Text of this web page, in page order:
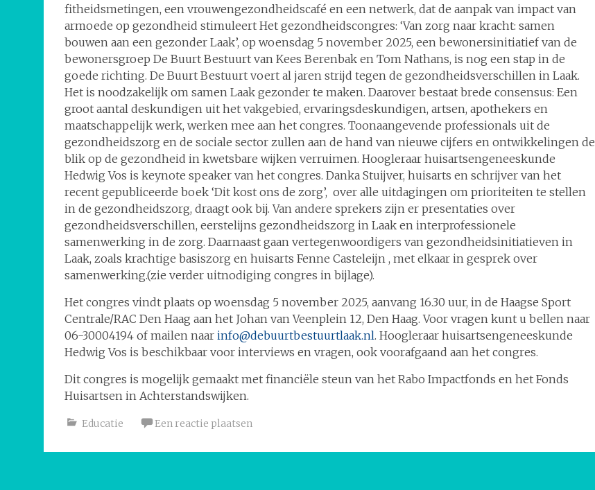
fitheidsmetingen, een vrouwengezondheidscafé en een netwerk, dat de aanpak van impact van
armoede op gezondheid stimuleert Het gezondheidscongres: ‘Van zorg naar kracht: samen
bouwen aan een gezonder Laak’, op woensdag 5 november 2025, een bewonersinitiatief van de
bewonersgroep De Buurt Bestuurt van Kees Berenbak en Tom Nathans, is nog een stap in de
goede richting. De Buurt Bestuurt voert al jaren strijd tegen de gezondheidsverschillen in Laak.
Het is noodzakelijk om samen Laak gezonder te maken. Daarover bestaat brede consensus: Een
groot aantal deskundigen uit het vakgebied, ervaringsdeskundigen, artsen, apothekers en
maatschappelijk werk, werken mee aan het congres. Toonaangevende professionals uit de
gezondheidszorg en de sociale sector zullen aan de hand van nieuwe cijfers en ontwikkelingen de
blik op de gezondheid in kwetsbare wijken verruimen. Hoogleraar huisartsengeneeskunde
Hedwig Vos is keynote speaker van het congres. Danka Stuijver, huisarts en schrijver van het
recent gepubliceerde boek ‘Dit kost ons de zorg’, over alle uitdagingen om prioriteiten te stellen
in de gezondheidszorg, draagt ook bij. Van andere sprekers zijn er presentaties over
gezondheidsverschillen, eerstelijns gezondheidszorg in Laak en interprofessionele
samenwerking in de zorg. Daarnaast gaan vertegenwoordigers van gezondheidsinitiatieven in
Laak, zoals krachtige basiszorg en huisarts Fenne Casteleijn , met elkaar in gesprek over
samenwerking.(zie verder uitnodiging congres in bijlage).
Het congres vindt plaats op woensdag 5 november 2025, aanvang 16.30 uur, in de Haagse Sport
Centrale/RAC Den Haag aan het Johan van Veenplein 12, Den Haag. Voor vragen kunt u bellen naar
06-30004194 of mailen naar info@debuurtbestuurtlaak.nl. Hoogleraar huisartsengeneeskunde
Hedwig Vos is beschikbaar voor interviews en vragen, ook voorafgaand aan het congres.
Dit congres is mogelijk gemaakt met financiële steun van het Rabo Impactfonds en het Fonds
Huisartsen in Achterstandswijken.
Educatie Een reactie plaatsen